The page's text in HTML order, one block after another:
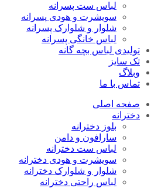
لباس ست پسرانه
سویشرت و هودی پسرانه
شلوار و شلوارک پسرانه
لباس خانگی پسرانه
تولیدی لباس بچه گانه
تک سایز
وبلاگ
تماس با ما
صفحه اصلی
دخترانه
بلوز دخترانه
سارافون و دامن
لباس ست دخترانه
سویشرت و هودی دخترانه
شلوار و شلوارک دخترانه
لباس راحتی دخترانه